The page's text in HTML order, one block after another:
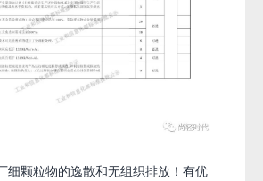
细颗粒物的逸散和无组织排放！有优